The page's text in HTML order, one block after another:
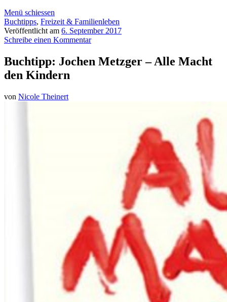
Menü schiessen
Buchtipps, Freizeit & Familienleben
Veröffentlicht am 6. September 2017
Schreibe einen Kommentar
Buchtipp: Jochen Metzger – Alle Macht
den Kindern
von Nicole Theinert